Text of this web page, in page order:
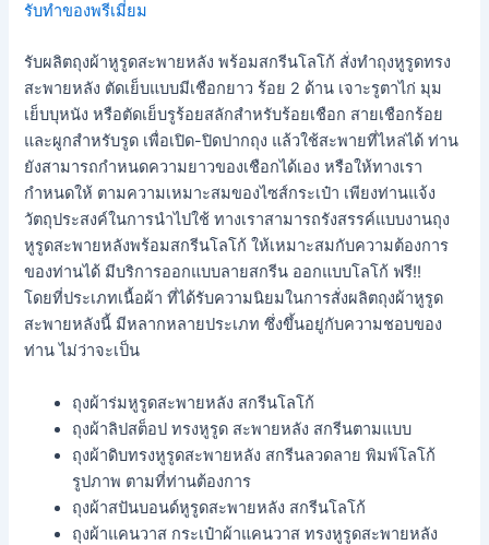
รับทำของพรีเมี่ยม
รับผลิตถุงผ้าหูรูดสะพายหลัง พร้อมสกรีนโลโก้ สั่งทำถุงหูรูดทรง
สะพายหลัง ตัดเย็บแบบมีเชือกยาว ร้อย 2 ด้าน เจาะรูตาไก่ มุม
เย็บบุหนัง หรือตัดเย็บรูร้อยสลักสำหรับร้อยเชือก สายเชือกร้อย
และผูกสำหรับรูด เพื่อเปิด-ปิดปากถุง แล้วใช้สะพายที่ไหล่ได้ ท่าน
ยังสามารถกำหนดความยาวของเชือกได้เอง หรือให้ทางเรา
กำหนดให้ ตามความเหมาะสมของไซส์กระเป๋า เพียงท่านแจ้ง
วัตถุประสงค์ในการนำไปใช้ ทางเราสามารถรังสรรค์แบบงานถุง
หูรูดสะพายหลังพร้อมสกรีนโลโก้ ให้เหมาะสมกับความต้องการ
ของท่านได้ มีบริการออกแบบลายสกรีน ออกแบบโลโก้ ฟรี!!
โดยที่ประเภทเนื้อผ้า ที่ได้รับความนิยมในการสั่งผลิตถุงผ้าหูรูด
สะพายหลังนี้ มีหลากหลายประเภท ซึ่งขึ้นอยู่กับความชอบของ
ท่าน ไม่ว่าจะเป็น
ถุงผ้าร่มหูรูดสะพายหลัง สกรีนโลโก้
ถุงผ้าลิปสต็อป ทรงหูรูด สะพายหลัง สกรีนตามแบบ
ถุงผ้าดิบทรงหูรูดสะพายหลัง สกรีนลวดลาย พิมพ์โลโก้
รูปภาพ ตามที่ท่านต้องการ
ถุงผ้าสปันบอนด์หูรูดสะพายหลัง สกรีนโลโก้
ถุงผ้าแคนวาส กระเป๋าผ้าแคนวาส ทรงหูรูดสะพายหลัง